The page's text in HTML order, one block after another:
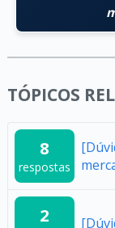
TÓPICOS
8
respostas
2